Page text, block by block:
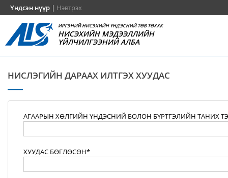
Үндсэн нүүр | Нэвтрэх
ИРГЭНИЙ НИСЭХИЙН ҮНДЭСНИЙ ТӨВ ТӨХХК
НИСЭХИЙН МЭДЭЭЛЛИЙН
ҮЙЛЧИЛГЭЭНИЙ АЛБА
НИСЛЭГИЙН ДАРААХ ИЛТГЭХ ХУУДАС
АГААРЫН ХӨЛГИЙН ҮНДЭСНИЙ БОЛОН БҮРТГЭЛИЙН ТАНИХ
ХУУДАС БӨГЛӨСӨН*